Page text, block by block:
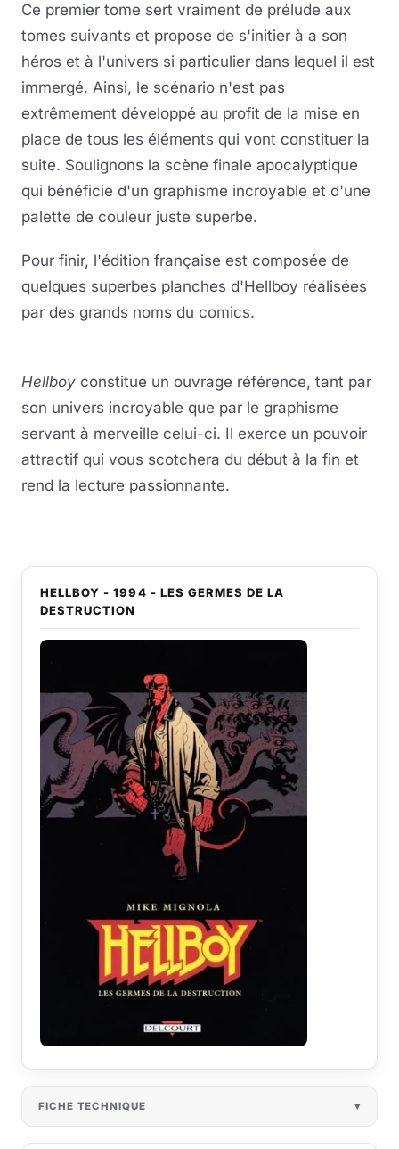
Ce premier tome sert vraiment de prélude aux
tomes suivants et propose de s'initier à a son
héros et à l'univers si particulier dans lequel il est
immergé. Ainsi, le scénario n'est pas
extrêmement développé au profit de la mise en
place de tous les éléments qui vont constituer la
suite. Soulignons la scène finale apocalyptique
qui bénéficie d'un graphisme incroyable et d'une
palette de couleur juste superbe.
Pour finir, l'édition française est composée de
quelques superbes planches d'Hellboy réalisées
par des grands noms du comics.
Hellboy constitue un ouvrage référence, tant par
son univers incroyable que par le graphisme
servant à merveille celui-ci. Il exerce un pouvoir
attractif qui vous scotchera du début à la fin et
rend la lecture passionnante.
HELLBOY - 1994 - LES GERMES DE LA
DESTRUCTION
FICHE TECHNIQUE